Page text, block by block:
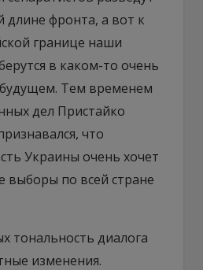
длине фронта, а вот к
границе наши
в каком-то очень
Тем временем
дел Пристайко
что
Украины очень хочет
выборы по всей стране
тональность диалога
изменения.